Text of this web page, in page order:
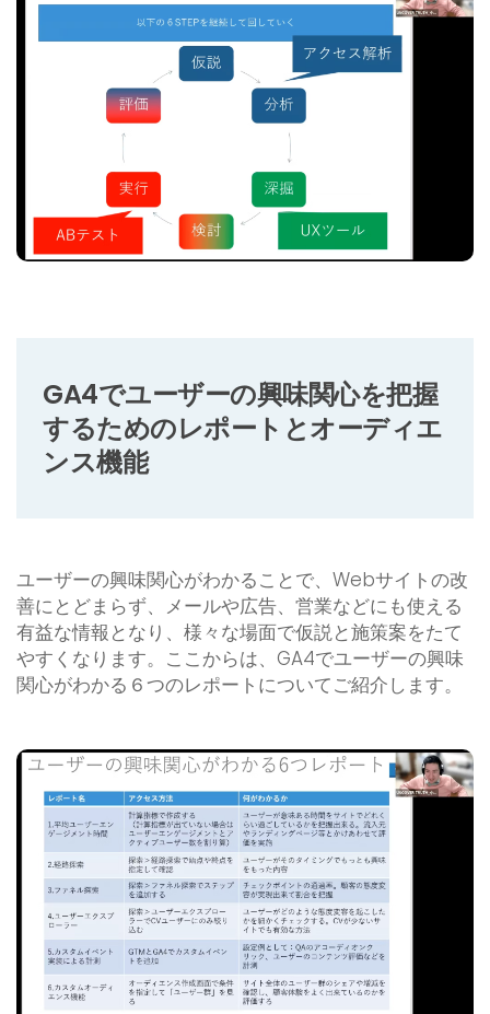
GA4でユーザーの興味関心を把握
するためのレポートとオーディエ
ンス機能
ユーザーの興味関心がわかることで、Webサイトの改
善にとどまらず、メールや広告、営業などにも使える
有益な情報となり、様々な場面で仮説と施策案をたて
やすくなります。ここからは、GA4でユーザーの興味
関心がわかる６つのレポートについてご紹介します。